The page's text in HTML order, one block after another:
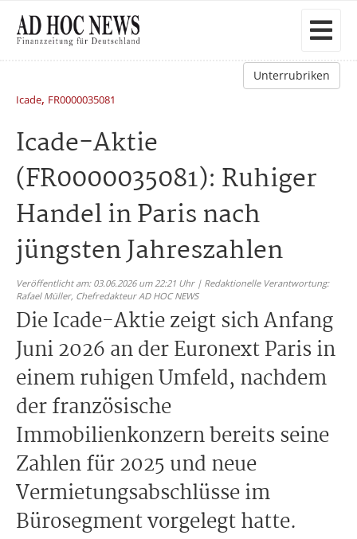
Unterrubriken
Icade, FR0000035081
Icade-Aktie
(FR0000035081): Ruhiger
Handel in Paris nach
jüngsten Jahreszahlen
Veröffentlicht am: 03.06.2026 um 22:21 Uhr | Redaktionelle Verantwortung:
Rafael Müller, Chefredakteur AD HOC NEWS
Die Icade-Aktie zeigt sich Anfang
Juni 2026 an der Euronext Paris in
einem ruhigen Umfeld, nachdem
der französische
Immobilienkonzern bereits seine
Zahlen für 2025 und neue
Vermietungsabschlüsse im
Bürosegment vorgelegt hatte.